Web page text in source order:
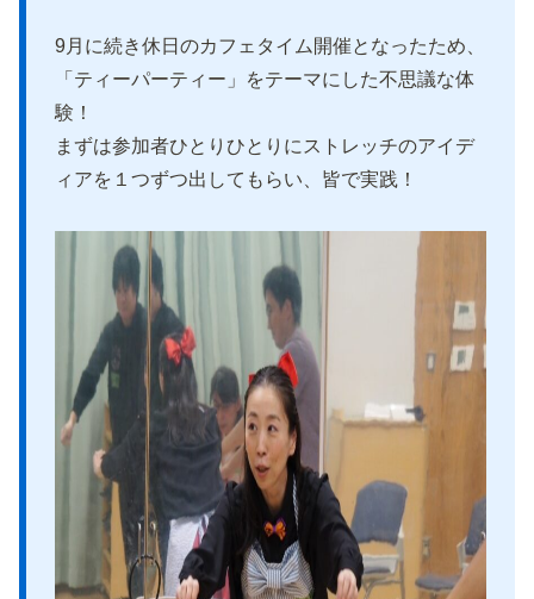
9月に続き休日のカフェタイム開催となったため、
「ティーパーティー」をテーマにした不思議な体
験！
まずは参加者ひとりひとりにストレッチのアイデ
ィアを１つずつ出してもらい、皆で実践！